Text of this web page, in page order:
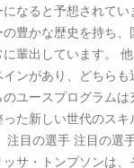
なると予想されて
豊かな歴史を持ち
輩出しています。
ンがあり、どちら
ユースプログラム
た新しい世代のス
注目の選手 注目の選
サ・トンプソンは